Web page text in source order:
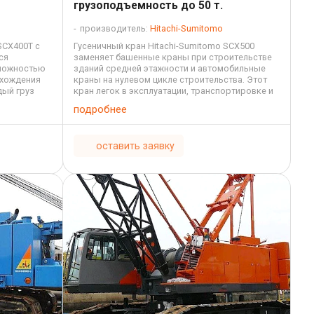
с
груз
грузоподъемность до 50 т.
производитель:Hitachi-Sumitomo
Гусеничный кран Hitachi-Sumitomo SCX500
заменяет башенные краны при строительстве
зданий средней этажности и автомобильные
краны на нулевом цикле строительства. Этот
кран легок в эксплуатации, транспортировке и
подробнее
оставить заявку